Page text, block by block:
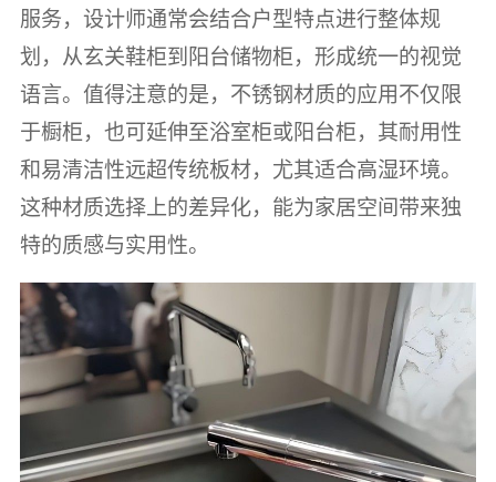
服务，设计师通常会结合户型特点进行整体规
划，从玄关鞋柜到阳台储物柜，形成统一的视觉
语言。值得注意的是，不锈钢材质的应用不仅限
于橱柜，也可延伸至浴室柜或阳台柜，其耐用性
和易清洁性远超传统板材，尤其适合高湿环境。
这种材质选择上的差异化，能为家居空间带来独
特的质感与实用性。